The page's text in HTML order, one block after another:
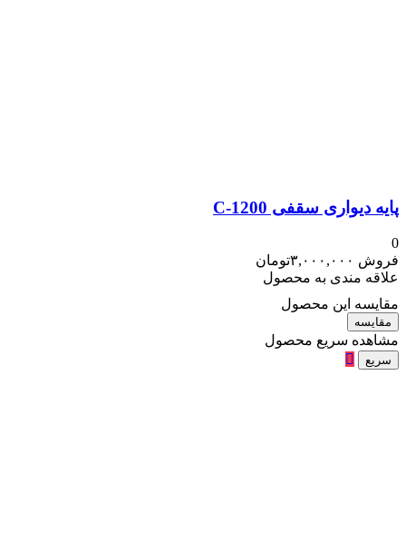
پایه دیواری سقفی C-1200
0
فروش ۳,۰۰۰,۰۰۰تومان
علاقه مندی به محصول
مقایسه این محصول
مقایسه
مشاهده سریع محصول
سریع